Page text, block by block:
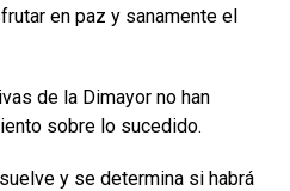
en paz y sanamente el
de la Dimayor no han
sobre lo sucedido.
y se determina si habrá